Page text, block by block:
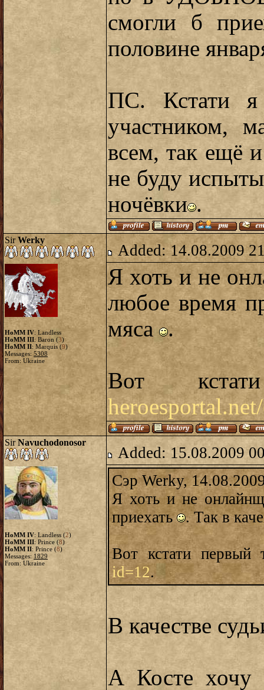
смогли б
половине
ПС. Кстати я
участником,
всем, так ещё
не буду
ночёвки .
SirWerky
HoMM IV: Landless
HoMM III: Baron (3)
HoMM II: Marquis (9)
Messages: 5308
From: Ukraine
Added: 14.08.2009
Я хоть и не
любое время
мяса .
Вот
SirNavuchodonosor
HoMM IV: Landless (2)
HoMM III: Prince (8)
HoMM II: Prince (8)
Messages: 1829
From: Ukraine
Added: 15.08.2009
Сэр Werky,
Я хоть и не
приехать . Так в
Вот кстати первый
id=12.
В качестве
А Косте хочу